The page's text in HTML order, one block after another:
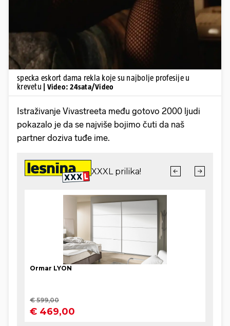
specka eskort dama rekla koje su najbolje profesije u
krevetu
| Video: 24sata/Video
Istraživanje Vivastreeta među gotovo 2000 ljudi
pokazalo je da se najviše bojimo čuti da naš
partner doziva tuđe ime.